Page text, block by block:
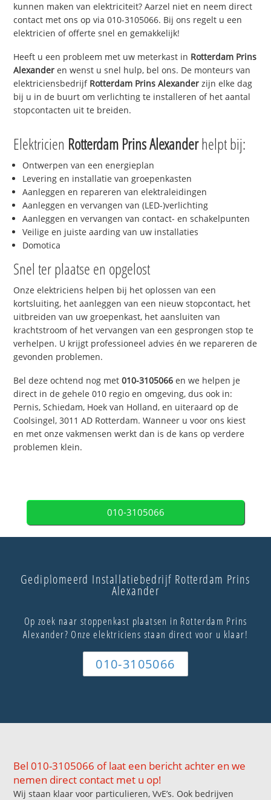
kunnen maken van elektriciteit? Aarzel niet en neem direct
contact met ons op via 010-3105066. Bij ons regelt u een
elektricien of offerte snel en gemakkelijk!
Heeft u een probleem met uw meterkast in Rotterdam Prins
Alexander en wenst u snel hulp, bel ons. De monteurs van
elektriciensbedrijf Rotterdam Prins Alexander zijn elke dag
bij u in de buurt om verlichting te installeren of het aantal
stopcontacten uit te breiden.
Elektricien Rotterdam Prins Alexanderhelpt bij:
Ontwerpen van een energieplan
Levering en installatie van groepenkasten
Aanleggen en repareren van elektraleidingen
Aanleggen en vervangen van (LED-)verlichting
Aanleggen en vervangen van contact- en schakelpunten
Veilige en juiste aarding van uw installaties
Domotica
Snel ter plaatse en opgelost
Onze elektriciens helpen bij het oplossen van een
kortsluiting, het aanleggen van een nieuw stopcontact, het
uitbreiden van uw groepenkast, het aansluiten van
krachtstroom of het vervangen van een gesprongen stop te
verhelpen. U krijgt professioneel advies én we repareren de
gevonden problemen.
Bel deze ochtend nog met010-3105066 en we helpen je
direct in de gehele 010 regio en omgeving, dus ook in:
Pernis, Schiedam, Hoek van Holland, en uiteraard op de
Coolsingel, 3011 AD Rotterdam. Wanneer u voor ons kiest
en met onze vakmensen werkt dan is de kans op verdere
problemen klein.
010-3105066
Gediplomeerd Installatiebedrijf Rotterdam Prins
Alexander
Op zoek naar stoppenkast plaatsen in Rotterdam Prins
Alexander? Onze elektriciens staan direct voor u klaar!
010-3105066
Bel 010-3105066 of laat een bericht achter en we
nemen direct contact met u op!
Wij staan klaar voor particulieren, VvE’s. Ook bedrijven